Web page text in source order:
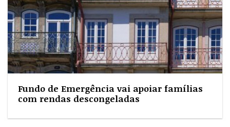
Fundo de Emergência vai apoiar famílias
com rendas descongeladas